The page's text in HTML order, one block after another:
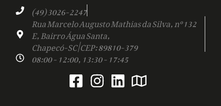
(49) 3026-2247
Rua Marcelo Augusto Mathias da Silva, nº 132
E, Bairro Água Santa,
Chapecó-SC | CEP: 89810-379
08:00 - 12:00, 13:30 - 17:45